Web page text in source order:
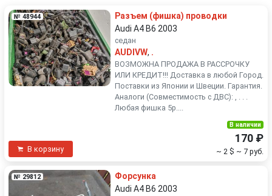
№ 48944
Разъем (фишка) проводки
Audi A4 B6 2003
седан
AUDIVW, .
ВОЗМОЖНА ПРОДАЖА В РАССРОЧКУ
ИЛИ КРЕДИТ!!! Доставка в любой Город.
Поставки из Японии и Швеции. Гарантия.
Аналоги (Совместимость с ДВС): , . . .
Любая фишка 5р....
В корзину
В наличии
170 ₽
~ 2 $ ~ 7 руб.
№ 29812
Форсунка
Audi A4 B6 2003